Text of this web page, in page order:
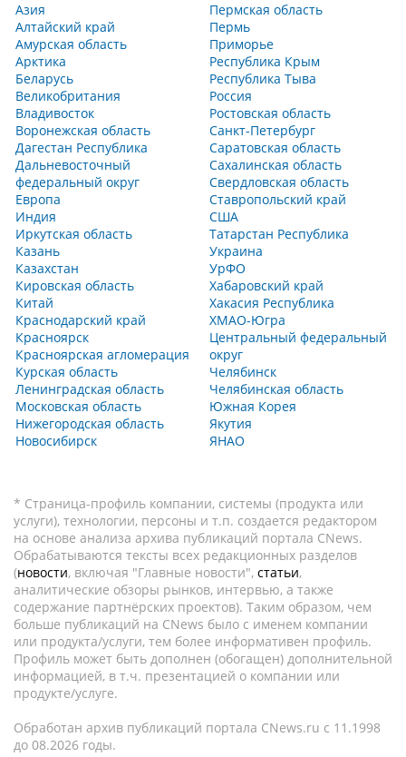
Азия
Алтайский край
Амурская область
Арктика
Беларусь
Великобритания
Владивосток
Воронежская область
Дагестан Республика
Дальневосточный
федеральный округ
Европа
Индия
Иркутская область
Казань
Казахстан
Кировская область
Китай
Краснодарский край
Красноярск
Красноярская агломерация
Курская область
Ленинградская область
Московская область
Нижегородская область
Новосибирск
Пермская область
Пермь
Приморье
Республика Крым
Республика Тыва
Россия
Ростовская область
Санкт-Петербург
Саратовская область
Сахалинская область
Свердловская область
Ставропольский край
США
Татарстан Республика
Украина
УрФО
Хабаровский край
Хакасия Республика
ХМАО-Югра
Центральный федеральный
округ
Челябинск
Челябинская область
Южная Корея
Якутия
ЯНАО
* Страница-профиль компании, системы (продукта или
услуги), технологии, персоны и т.п. создается редактором
на основе анализа архива публикаций портала CNews.
Обрабатываются тексты всех редакционных разделов
(новости, включая "Главные новости", статьи,
аналитические обзоры рынков, интервью, а также
содержание партнёрских проектов). Таким образом, чем
больше публикаций на CNews было с именем компании
или продукта/услуги, тем более информативен профиль.
Профиль может быть дополнен (обогащен) дополнительной
информацией, в т.ч. презентацией о компании или
продукте/услуге.
Обработан архив публикаций портала CNews.ru c 11.1998
до 08.2026 годы.